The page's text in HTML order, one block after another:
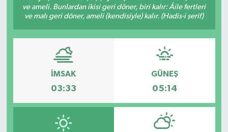
ve ameli. Bunlardan ikisi geri döner, biri kalır: Âile fertleri
ve malı geri döner, ameli (kendisiyle) kalır. (Hadis-i şerif)
İMSAK
03:33
GÜNEŞ
05:14
Devrek
ÇEVRE
DUNYA